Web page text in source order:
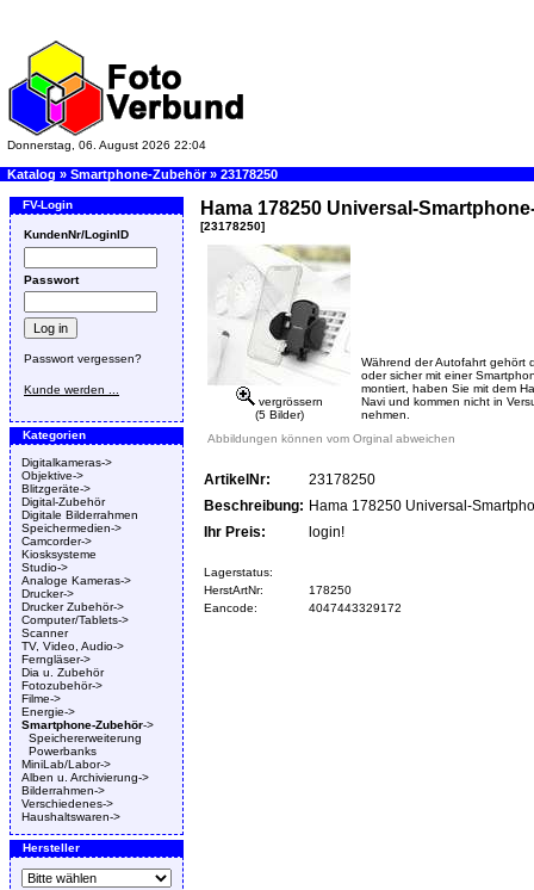
Donnerstag, 06. August 2026 22:04
Katalog » Smartphone-Zubehör» 23178250
FV-Login
KundenNr/LoginID
Passwort
Passwort vergessen?
Kunde werden ...
Kategorien
Digitalkameras->
Objektive->
Blitzgeräte->
Digital-Zubehör
Digitale Bilderrahmen
Speichermedien->
Camcorder->
Kiosksysteme
Studio->
Analoge Kameras->
Drucker->
Drucker Zubehör->
Computer/Tablets->
Scanner
TV, Video, Audio->
Ferngläser->
Dia u. Zubehör
Fotozubehör->
Filme->
Energie->
Smartphone-Zubehör->
Speichererweiterung
Powerbanks
MiniLab/Labor->
Alben u. Archivierung->
Bilderrahmen->
Verschiedenes->
Haushaltswaren->
Hersteller
Hama 178250 Universal-
[23178250]
vergrössern
(5 Bilder)
Während der Autofahrt gehört
oder sicher mit einer
montiert, haben Sie mit dem
Navi und kommen nicht in
nehmen.
Abbildungen können vom Orginal abweichen
ArtikelNr:
23178250
Beschreibung: Hama 178250 Universal-
Ihr Preis:
login!
Lagerstatus:
HerstArtNr:
178250
Eancode:
4047443329172